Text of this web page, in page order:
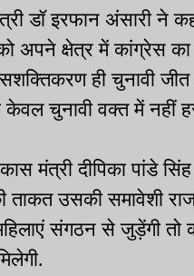
डॉ इरफान अंसारी ने
को अपने क्षेत्र में कांग्रेस
ही चुनावी जीत
चुनावी वक्त में नहीं
मंत्री दीपिका पांडे
ताकत उसकी समावेशी
संगठन से जुड़ेंगी तो